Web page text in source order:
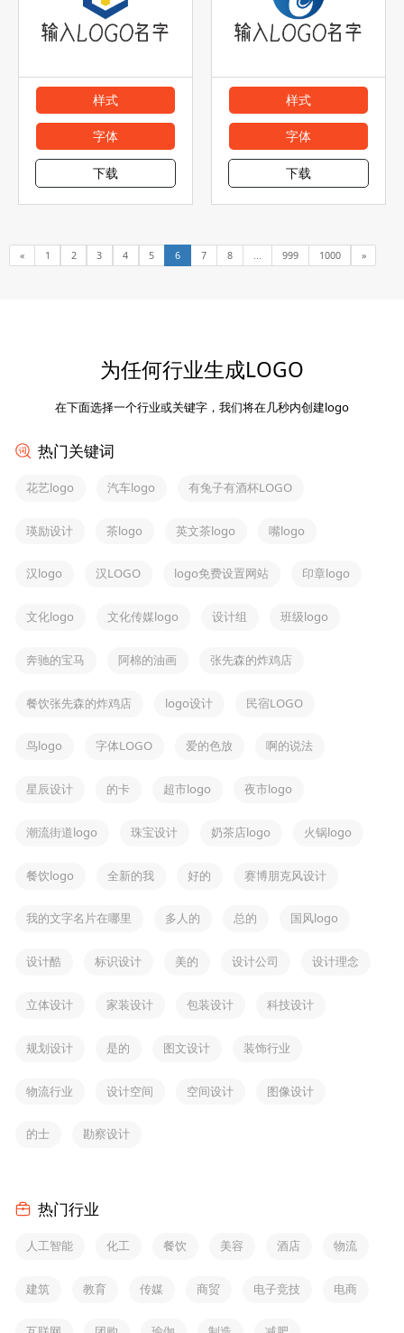
样式
字体
下载
样式
字体
下载
« 1 2 3 4 5 6 7 8 999 1000 »
为任何行业生成LOGO
在下面选择一个行业或关键字，我们将在几秒内创建logo
热门关键词
花艺logo 汽车logo 有兔子有酒杯LOGO
瑛励设计 茶logo 英文茶logo 嘴logo
汉logo 汉LOGO logo免费设置网站 印章logo
文化logo 文化传媒logo 设计组 班级logo
奔驰的宝马 阿棉的油画 张先森的炸鸡店
餐饮张先森的炸鸡店 logo设计 民宿LOGO
鸟logo 字体LOGO 爱的色放 啊的说法
星辰设计 的卡 超市logo 夜市logo
潮流街道logo 珠宝设计 奶茶店logo 火锅logo
餐饮logo 全新的我 好的 赛博朋克风设计
我的文字名片在哪里 多人的 总的 国风logo
设计酷 标识设计 美的 设计公司 设计理念
立体设计 家装设计 包装设计 科技设计
规划设计 是的 图文设计 装饰行业
物流行业 设计空间 空间设计 图像设计
的士 勘察设计
热门行业
人工智能 化工 餐饮 美容 酒店 物流
建筑 教育 传媒 商贸 电子竞技 电商